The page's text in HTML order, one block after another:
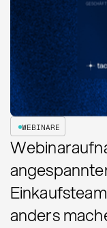
WEBINARE
anders